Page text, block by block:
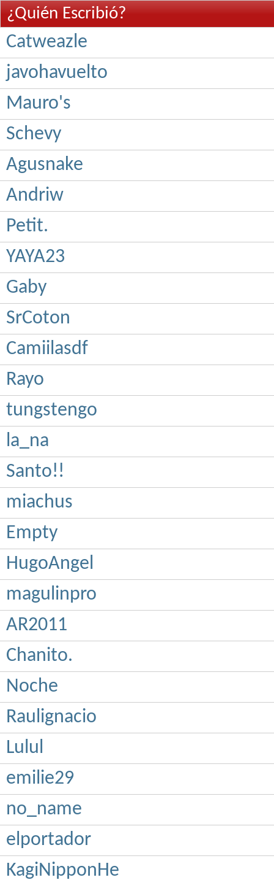
¿Quién Escribió?
Catweazle
javohavuelto
Mauro's
Schevy
Agusnake
Andriw
Petit.
YAYA23
Gaby
SrCoton
Camiilasdf
Rayo
tungstengo
la_na
Santo!!
miachus
Empty
HugoAngel
magulinpro
AR2011
Chanito.
Noche
Raulignacio
Lulul
emilie29
no_name
elportador
KagiNipponHe